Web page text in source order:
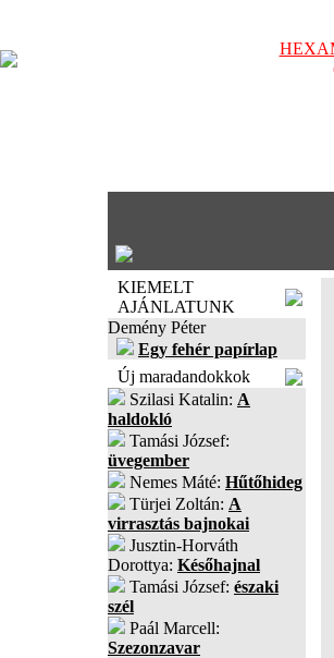
KIEMELT
AJÁNLATUNK
Demény Péter
Egy fehér papírlap
Új maradandokkok
Szilasi Katalin: A
haldokló
Tamási József:
üvegember
Nemes Máté: Hűtőhideg
Türjei Zoltán: A
virrasztás bajnokai
Jusztin-Horváth
Dorottya: Későhajnal
Tamási József: északi
szél
Paál Marcell:
Szezonzavar